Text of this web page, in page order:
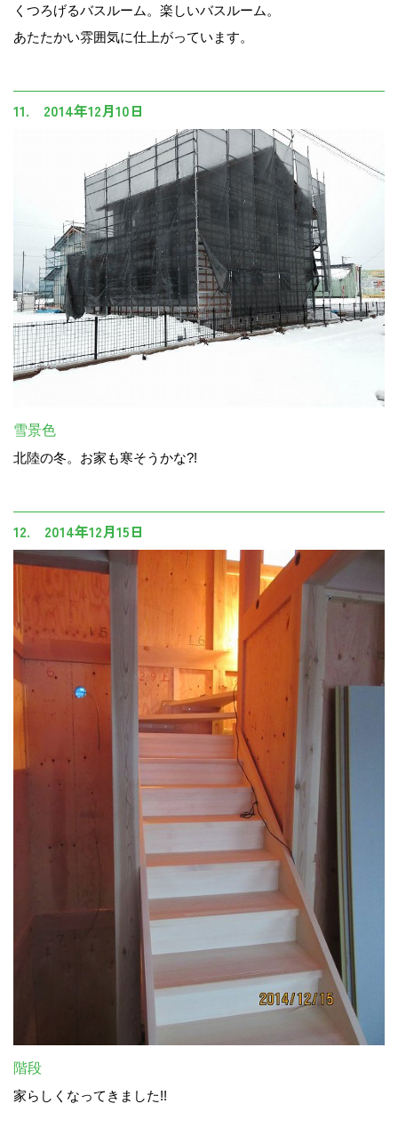
くつろげるバスルーム。楽しいバスルーム。
あたたかい雰囲気に仕上がっています。
11. 2014年12月10日
雪景色
北陸の冬。お家も寒そうかな?!
12. 2014年12月15日
階段
家らしくなってきました!!